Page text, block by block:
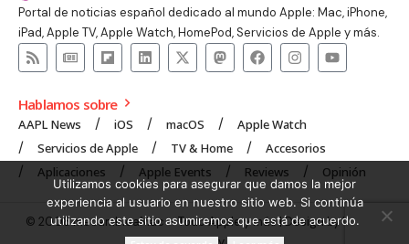
Portal de noticias español dedicado al mundo Apple: Mac, iPhone,
iPad, Apple TV, Apple Watch, HomePod, Servicios de Apple y más.
Hablamos sobre
AAPL News iOS macOS
Apple Watch
Servicios de Apple
TV & Home
Accesorios
Aplicaciones
Apple Events Reviews Opinión
© 2008 mecambioaMac – Todo Apple y más | Design byUNXON
Utilizamos cookies para asegurar que damos la mejor
experiencia al usuario en nuestro sitio web. Si continúa
utilizando este sitio asumiremos que está de acuerdo.